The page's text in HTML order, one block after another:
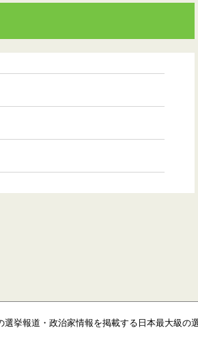
挙報道・政治家情報を掲載する日本最大級の